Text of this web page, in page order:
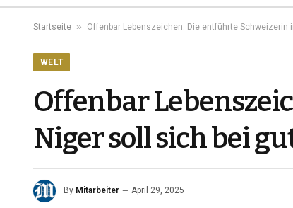
Startseite » Offenbar Lebenszeichen: Die entführte
WELT
Offenbar
Niger soll sich bei
By Mitarbeiter April 29, 2025